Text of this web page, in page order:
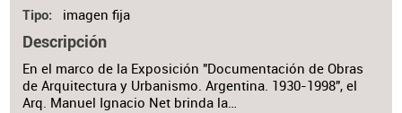
Tipo imagen fija
Descripción
En el marco de la Exposición "Documentación de Obras
de Arquitectura y Urbanismo. Argentina. 1930-1998", el
Arq. Manuel Ignacio Net brinda la…